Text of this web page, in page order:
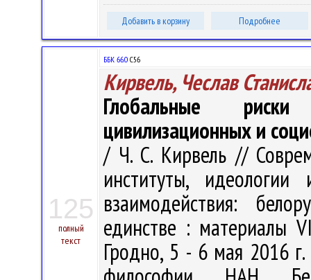
Добавить в корзину Подробнее
125
полный
текст
ББК 66.0 С56
Кирвель, Чеслав
Глобальные
цивилизационных и
/ Ч. С. Кирвель //
институты, идеологии
взаимодействия:
единстве : материалы
Гродно, 5 - 6 мая 2016